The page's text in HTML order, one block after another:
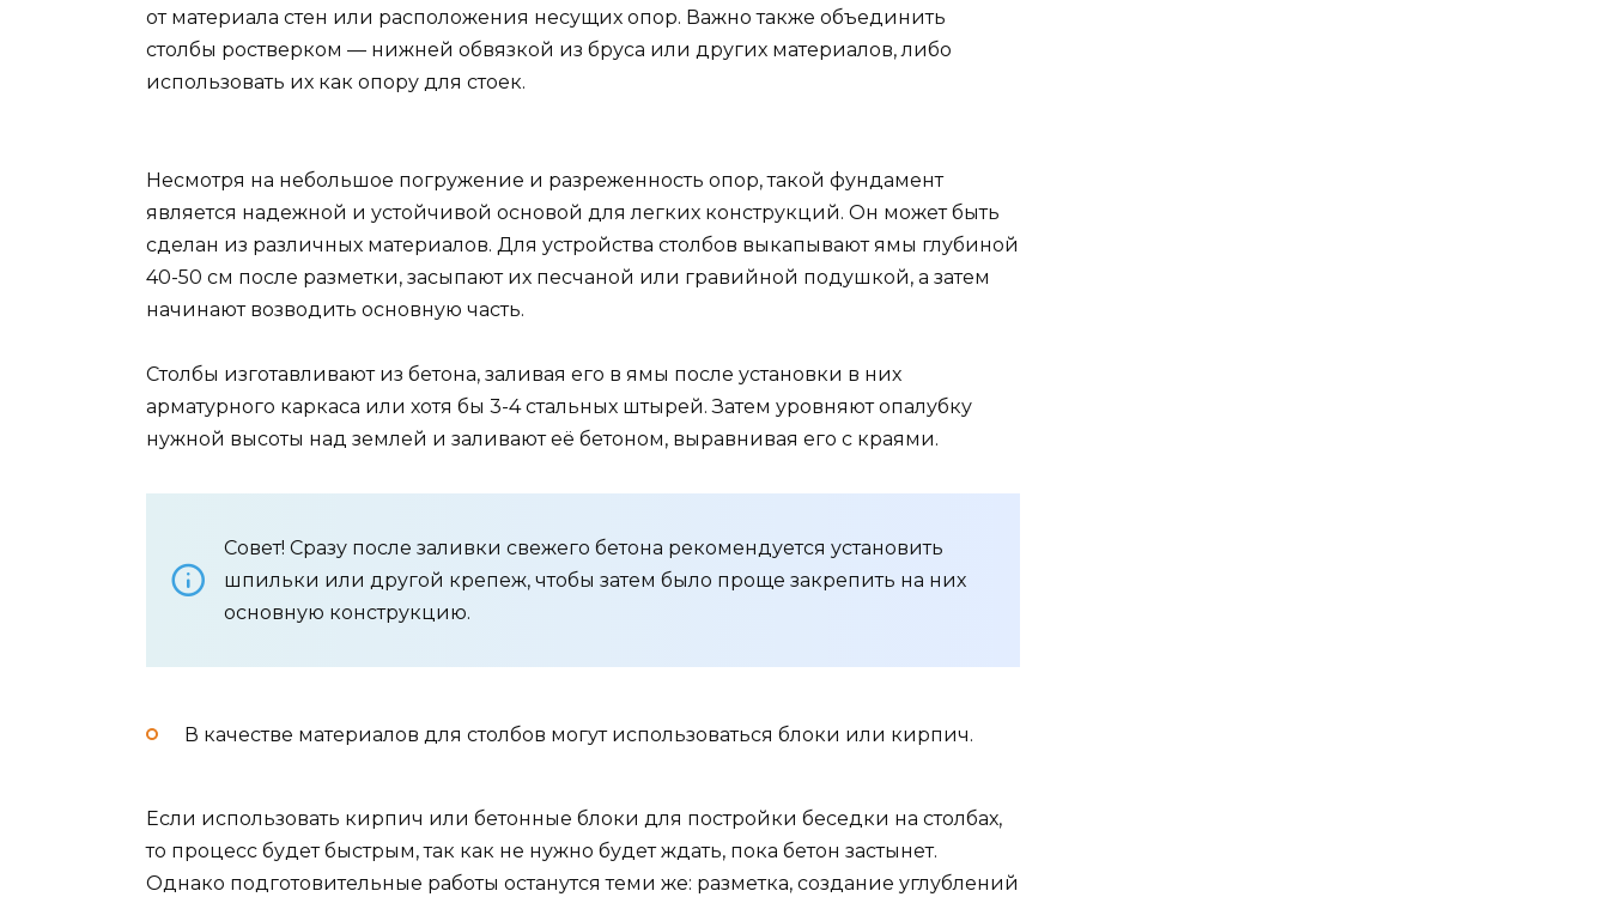
от материала стен или расположения несущих опор. Важно также объединить
столбы ростверком — нижней обвязкой из бруса или других материалов, либо
использовать их как опору для стоек.
Несмотря на небольшое погружение и разреженность опор, такой фундамент
является надежной и устойчивой основой для легких конструкций. Он может быть
сделан из различных материалов. Для устройства столбов выкапывают ямы глубиной
40-50 см после разметки, засыпают их песчаной или гравийной подушкой, а затем
начинают возводить основную часть.
Столбы изготавливают из бетона, заливая его в ямы после установки в них
арматурного каркаса или хотя бы 3-4 стальных штырей. Затем уровняют опалубку
нужной высоты над землей и заливают её бетоном, выравнивая его с краями.
Совет! Сразу после заливки свежего бетона рекомендуется установить
шпильки или другой крепеж, чтобы затем было проще закрепить на них
основную конструкцию.
В качестве материалов для столбов могут использоваться блоки или кирпич.
Если использовать кирпич или бетонные блоки для постройки беседки на столбах,
то процесс будет быстрым, так как не нужно будет ждать, пока бетон застынет.
Однако подготовительные работы останутся теми же: разметка, создание углублений